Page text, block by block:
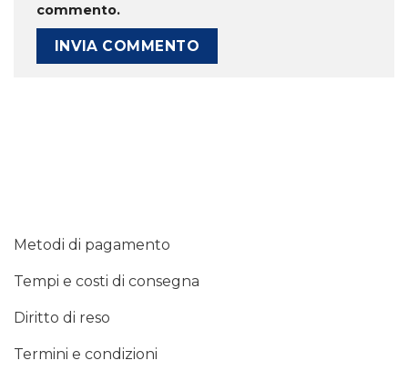
commento.
Metodi di pagamento
Tempi e costi di consegna
Diritto di reso
Termini e condizioni